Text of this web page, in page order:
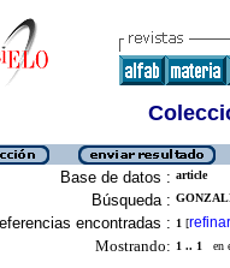
Base de datos : article
Búsqueda :
encontradas : 1 [refinar
Mostrando: 1 .. 1 en